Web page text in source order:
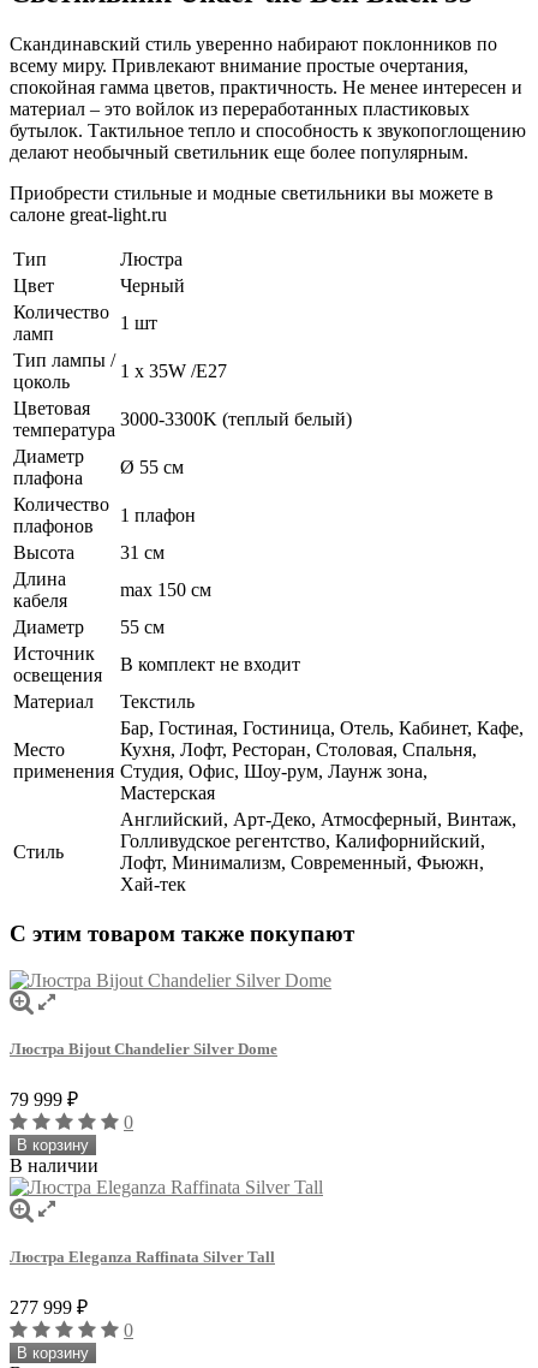
Cкандинавский стиль уверенно набирают поклонников по
всему миру. Привлекают внимание простые очертания,
спокойная гамма цветов, практичность. Не менее интересен и
материал – это войлок из переработанных пластиковых
бутылок. Тактильное тепло и способность к звукопоглощению
делают необычный светильник еще более популярным.
Приобрести стильные и модные светильники вы можете в
салоне great-light.ru
Тип
Люстра
Цвет
Черный
Количество
ламп
1 шт
Тип лампы /
цоколь
1 х 35W /E27
Цветовая
температура
3000-3300K (теплый белый)
Диаметр
плафона
Ø 55 см
Количество
плафонов
1 плафон
Высота
31 см
Длина
кабеля
max 150 см
Диаметр
55 см
Источник
освещения
В комплект не входит
Материал
Текстиль
Место
применения
Бар, Гостиная, Гостиница, Отель, Кабинет, Кафе,
Кухня, Лофт, Ресторан, Столовая, Спальня,
Студия, Офис, Шоу-рум, Лаунж зона,
Мастерская
Стиль
Английский, Арт-Деко, Атмосферный, Винтаж,
Голливудское регентство, Калифорнийский,
Лофт, Минимализм, Современный, Фьюжн,
Хай-тек
С этим товаром также покупают
Люстра Bijout Chandelier Silver Dome
79 999 ₽
0
В корзину
В наличии
Люстра Eleganza Raffinata Silver Tall
277 999 ₽
0
В корзину